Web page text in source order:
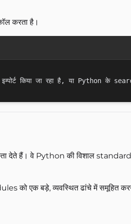
करता है।
देते हैं। वे Python की विशाल
को एक बड़े, व्यवस्थित ढांचे में समूहित